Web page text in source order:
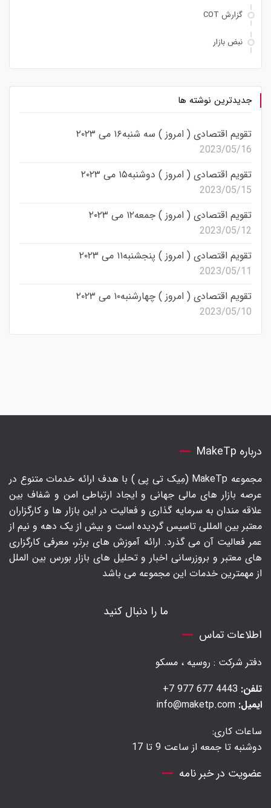
گزارش COT
نبض بازار
جدیدترین نوشته ها
تقویم اقتصادی ( امروز ) سه شنبه۱۶ می ۲۰۲۳
2023/05/16
تقویم اقتصادی ( امروز ) دوشنبه۱۵ می ۲۰۲۳
2023/05/15
تقویم اقتصادی ( امروز ) جمعه۱۲ می ۲۰۲۳
2023/05/12
تقویم اقتصادی ( امروز ) پنجشنبه۱۱ می ۲۰۲۳
2023/05/11
تقویم اقتصادی ( امروز ) چهارشنبه۱۰ می ۲۰۲۳
2023/05/10
درباره MakeTp
مجموعه MakeTp (مِیک تی پی ) با هدف ارائه خدمات متنوع در
عرصه بازار های مالی جهانی و ایجاد ارتباطی امن و شفاف بین
علاقه مندان به سرمایه گذاری و فعالیت در این بازار ها و کارگزاران
معتبر بین المللی تاسیس گردیده است و بیش از یک دهه و نیم از
عمر فعالیت آن می گذرد. ارائه آموزش های برتر‍، معرفی کارگزاری
های معتبر و بروزرسانی اخبار و تحلیل های بازار بورس بین الملل
از مهمترین خدمات این مجموعه می باشد
ما را دنبال کنید
اطلاعات تماس
دفتر شرکت : روسیه ، مسکو
تلفن:
ایمیل:
ساعات کاری:
دوشنبه تا جمعه از ساعت 9 تا 17
عضویت در خبر نامه